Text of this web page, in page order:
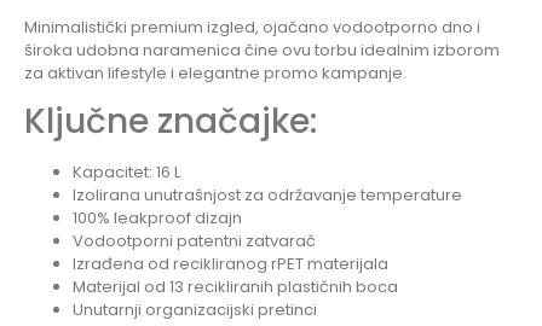
Minimalistički premium izgled, ojačano vodootporno dno i
široka udobna naramenica čine ovu torbu idealnim izborom
za aktivan lifestyle i elegantne promo kampanje.
Ključne značajke:
Kapacitet: 16 L
Izolirana unutrašnjost za održavanje temperature
100% leakproof dizajn
Vodootporni patentni zatvarač
Izrađena od recikliranog rPET materijala
Materijal od 13 recikliranih plastičnih boca
Unutarnji organizacijski pretinci